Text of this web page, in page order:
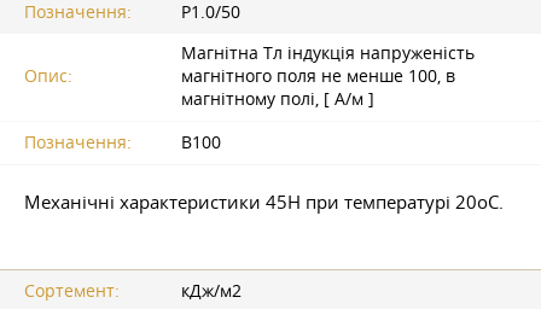
Позначення:
P1.0/50
Опис:
Магнітна Tл індукція напруженість
магнітного поля не менше 100, в
магнітному полі, [ А/м ]
Позначення:
B100
Механічні характеристики 45Н при температурі 20oС.
Сортемент:
кДж/м2